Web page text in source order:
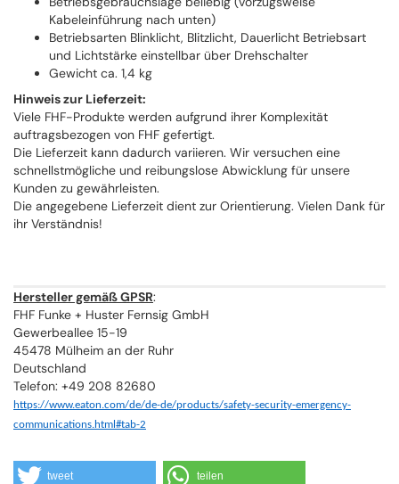
Kabeleinführung nach unten)
Betriebsarten Blinklicht, Blitzlicht, Dauerlicht Betriebsart
und Lichtstärke einstellbar über Drehschalter
Gewicht ca. 1,4 kg
Hinweis zur Lieferzeit:
Viele FHF-Produkte werden aufgrund ihrer Komplexität
auftragsbezogen von FHF gefertigt.
Die Lieferzeit kann dadurch variieren. Wir versuchen eine
schnellstmögliche und reibungslose Abwicklung für unsere
Kunden zu gewährleisten.
Die angegebene Lieferzeit dient zur Orientierung. Vielen Dank für
ihr Verständnis!
Hersteller gemäß GPSR:
FHF Funke + Huster Fernsig GmbH
Gewerbeallee 15-19
45478 Mülheim an der Ruhr
Deutschland
Telefon: +49 208 82680
https://www.eaton.com/de/de-de/products/safety-security-emergency-
communications.html#tab-2
tweet teilen